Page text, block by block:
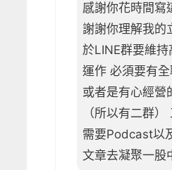
感謝你花時間寫
謝謝你理解我的
於LINE群要維持
運作 必須要有
或者是有心經營
（所以有二群）
需要Podcast以
文章去凝聚一股